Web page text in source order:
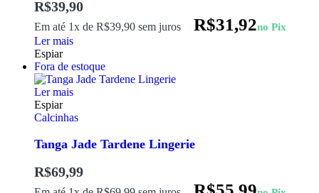
R$39,90
Em até 1x de R$39,90 sem juros R$31,92no Pix
Ler mais
Espiar
Fora de estoque
Ler mais
Espiar
Calcinhas
Tanga Jade Tardene Lingerie
R$69,99